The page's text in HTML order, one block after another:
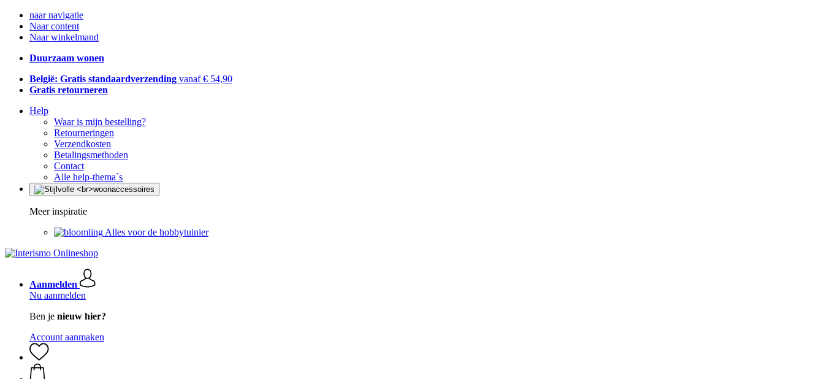
naar navigatie
Naar content
Naar winkelmand
Duurzaam wonen
België: Gratis standaardverzending vanaf € 54,90
Gratis retourneren
Help
Waar is mijn bestelling?
Retourneringen
Verzendkosten
Betalingsmethoden
Contact
Alle help-thema`s
Meer inspiratie
Alles voor de hobbytuinier
Aanmelden
Nu aanmelden
Ben je nieuw hier?
Account aanmaken